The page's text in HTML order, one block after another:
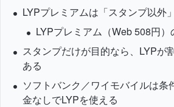
LYPプレミアムは「スタンプ以外
LYPプレミアム（Web 508円
スタンプだけが目的なら、LYPが
ある
ソフトバンク／ワイモバイルは条
金なしでLYPを使える